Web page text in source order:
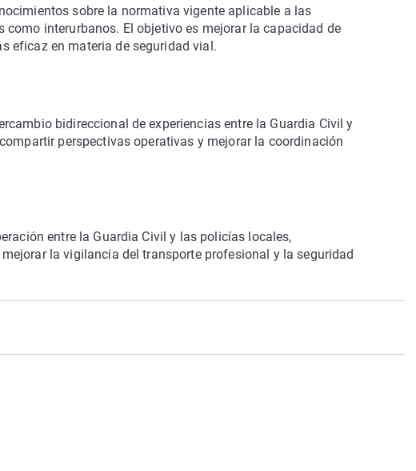
sobre la normativa vigente aplicable a las
interurbanos. El objetivo es mejorar la capacidad de
eficaz en materia de seguridad vial.
bidireccional de experiencias entre la Guardia Civil y
perspectivas operativas y mejorar la coordinación
entre la Guardia Civil y las policías locales,
la vigilancia del transporte profesional y la seguridad